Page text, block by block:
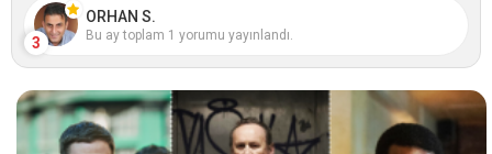
3
ORHAN S.
Bu ay toplam 1 yorumu yayınlandı.